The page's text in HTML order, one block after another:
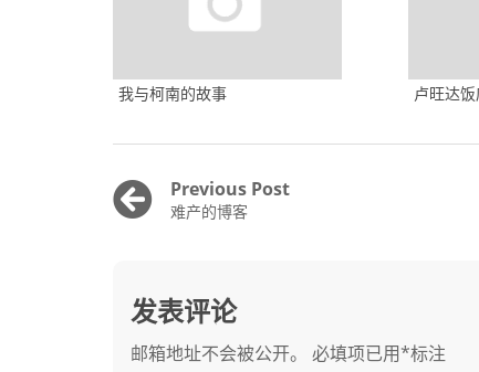
我与柯南的故事 卢旺达
文
章
航
Previous Post
Previous
难产的博客
发表评论
邮箱地址不会被公开。 必填项已用*标注